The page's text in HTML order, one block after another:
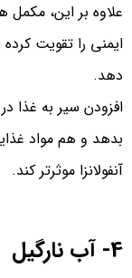
علاوه بر این،
ایمنی را تقویت
دهد.
افزودن سیر به غذا
بدهد و هم مواد
آنفولانزا موثرتر کند.
4- آب نارگیل